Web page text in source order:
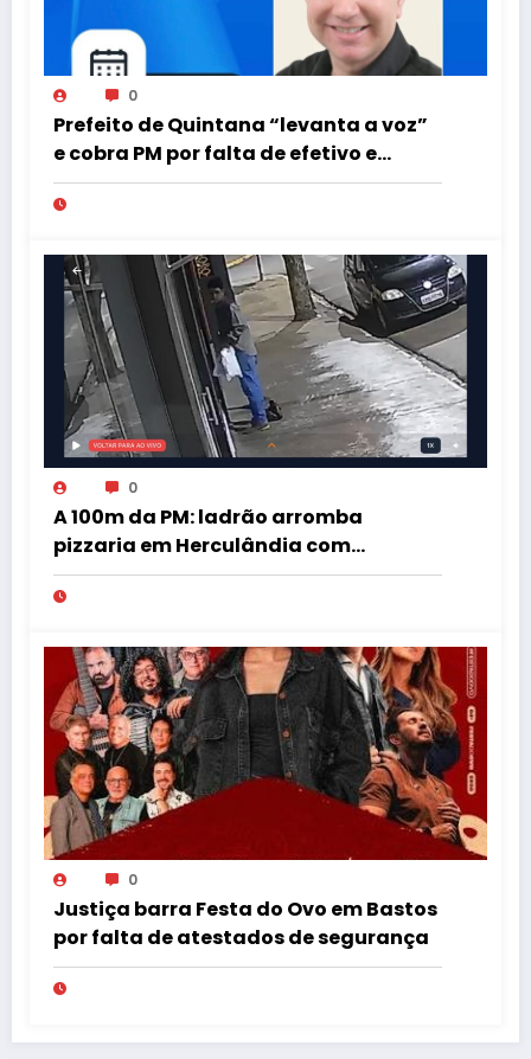
0
Prefeito de Quintana “levanta a voz”
e cobra PM por falta de efetivo e
viaturas na região
0
A 100m da PM: ladrão arromba
pizzaria em Herculândia com
patinete furtado
0
Justiça barra Festa do Ovo em Bastos
por falta de atestados de segurança